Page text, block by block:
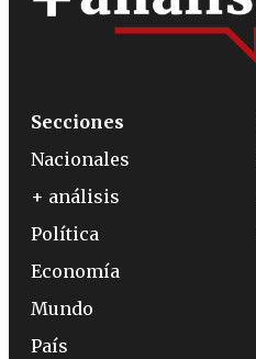
Secciones
Nacionales
+ análisis
Política
Economía
Mundo
País